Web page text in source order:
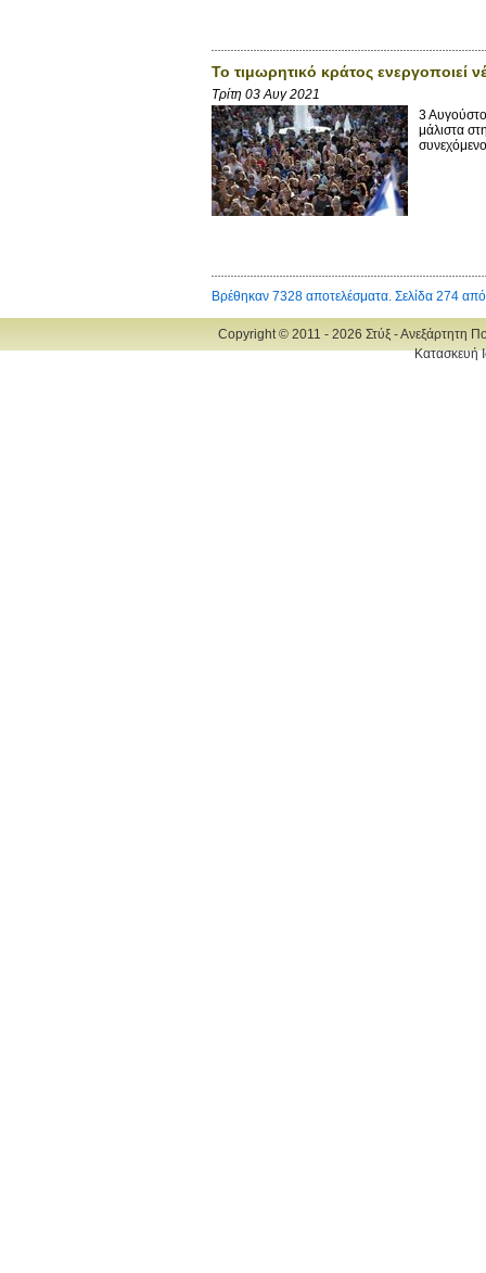
Το τιμωρητικό κράτος ενεργοποιεί
Τρίτη 03 Αυγ 2021
3
μάλιστα
Βρέθηκαν 7328 αποτελέσματα. Σελίδα 274
Copyright © 2011 - 2026 Στύξ - Ανεξάρτητη
Κατασκευή